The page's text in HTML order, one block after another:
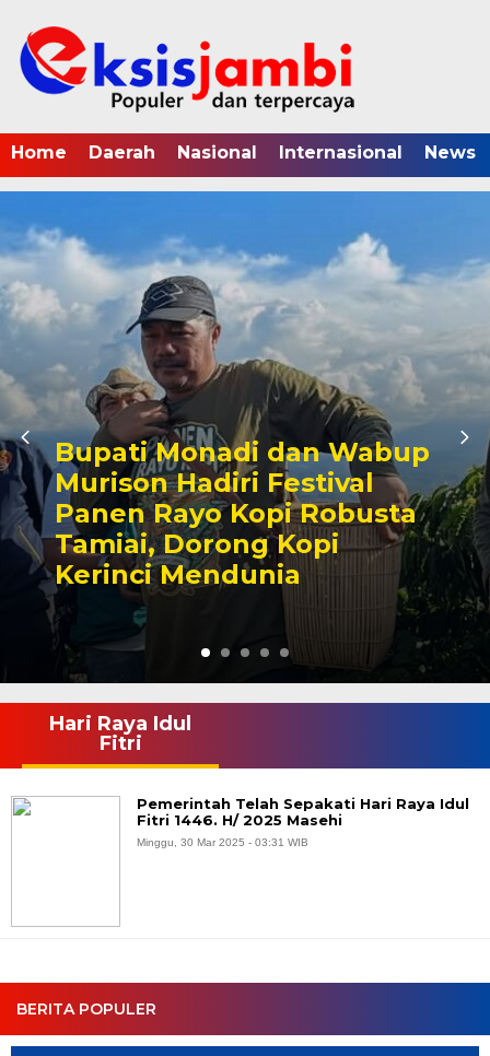
Home Daerah Nasional Internasional News
Bupati Monadi dan Wabup
Murison Hadiri Festival
Panen Rayo Kopi Robusta
Tamiai, Dorong Kopi
Kerinci Mendunia
BERITA POPULER
Hari Raya Idul
Fitri
Pemerintah Telah Sepakati Hari Raya Idul
Fitri 1446. H/ 2025 Masehi
Minggu, 30 Mar 2025 - 03:31 WIB